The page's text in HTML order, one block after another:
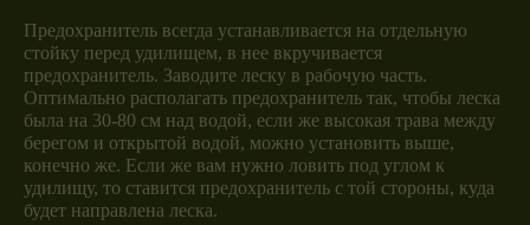
Предохранитель всегда устанавливается на отдельную
стойку перед удилищем, в нее вкручивается
предохранитель. Заводите леску в рабочую часть.
Оптимально располагать предохранитель так, чтобы леска
была на 30-80 см над водой, если же высокая трава между
берегом и открытой водой, можно установить выше,
конечно же. Если же вам нужно ловить под углом к
удилищу, то ставится предохранитель с той стороны, куда
будет направлена леска.